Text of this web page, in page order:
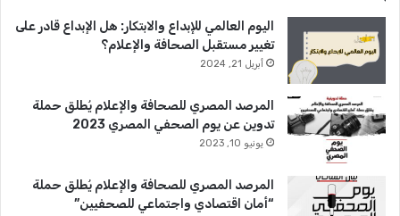
اليوم العالمي للإبداع والابتكار: هل الإبداع قادر على
تغيير مستقبل الصحافة والإعلام؟
أبريل 21, 2024
المرصد المصري للصحافة والإعلام يُطلق حملة
تدوين عن يوم الصحفي المصري 2023
يونيو 10, 2023
المرصد المصري للصحافة والإعلام يُطلق حملة
“أمان اقتصادي واجتماعي للصحفيين”